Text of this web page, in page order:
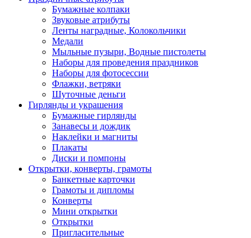
Бумажные колпаки
Звуковые атрибуты
Ленты наградные, Колокольчики
Медали
Мыльные пузыри, Водные пистолеты
Наборы для проведения праздников
Наборы для фотосессии
Флажки, ветряки
Шуточные деньги
Гирлянды и украшения
Бумажные гирлянды
Занавесы и дождик
Наклейки и магниты
Плакаты
Диски и помпоны
Открытки, конверты, грамоты
Банкетные карточки
Грамоты и дипломы
Конверты
Мини открытки
Открытки
Пригласительные